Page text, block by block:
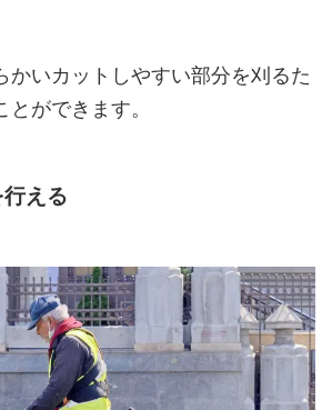
かいカットしやすい部分を刈るた
ができます。
える